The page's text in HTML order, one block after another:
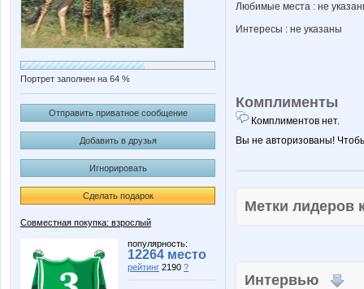
Портрет заполнен на 64 %
Отправить приватное сообщение
Добавить в друзья
Игнорировать
Сделать подарок
Совместная покупка: взрослый
популярность:
12264 место
рейтинг 2190 ?
Любимые места : не
Интересы : не указаны
Комплименты
Комплиментов нет.
Вы не авторизованы!
Метки
Интервью